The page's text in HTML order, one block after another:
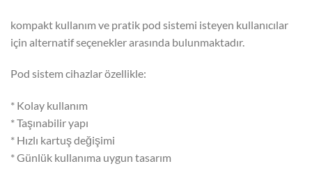
kompakt kullanım ve pratik pod sistemi isteyen kullanıcılar
için alternatif seçenekler arasında bulunmaktadır.
Pod sistem cihazlar özellikle:
* Kolay kullanım
* Taşınabilir yapı
* Hızlı kartuş değişimi
* Günlük kullanıma uygun tasarım